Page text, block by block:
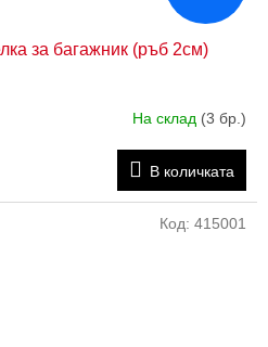
за багажник (ръб 2см)
На склад (3 бр.)
В количката
Код: 415001